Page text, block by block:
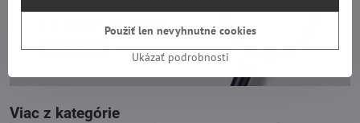
Viac z kategórie
Ukázať podrobnosti
Použiť len nevyhnutné cookies